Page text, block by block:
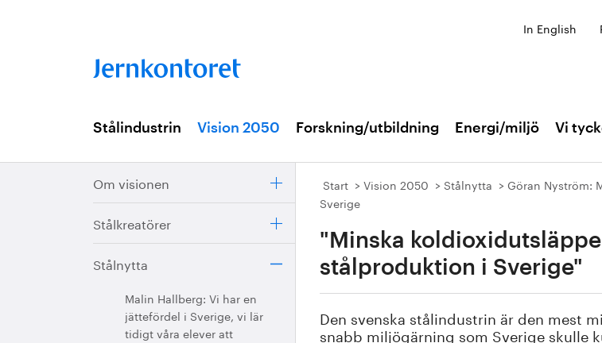
In English
Stålindustrin Vision 2050 Forskning/utbildning Energi/miljö Vi
Om visionen
Stålkreatörer
Stålnytta
Malin Hallberg: Vi har en
jättefördel i Sverige, vi lär
tidigt våra elever att
Start Vision 2050 Stålnytta
Göran Nyström:
Sverige
"Minska
stålproduktion i Sverige"
Den svenska stålindustrin är den mest
snabb miljögärning som Sverige skulle